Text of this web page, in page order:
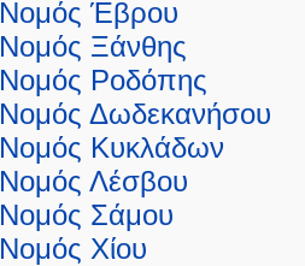
Νομός Έβρου
Νομός Ξάνθης
Νομός Ροδόπης
Νομός Δωδεκανήσου
Νομός Κυκλάδων
Νομός Λέσβου
Νομός Σάμου
Νομός Χίου